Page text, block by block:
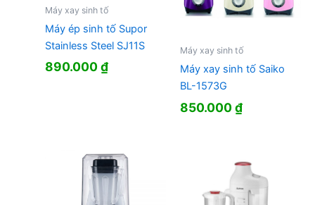
Máy xay sinh tố
Máy ép sinh tố Supor
Stainless Steel SJ11S
890.000₫
Máy xay sinh tố
Máy xay sinh tố Saiko
BL-1573G
850.000₫